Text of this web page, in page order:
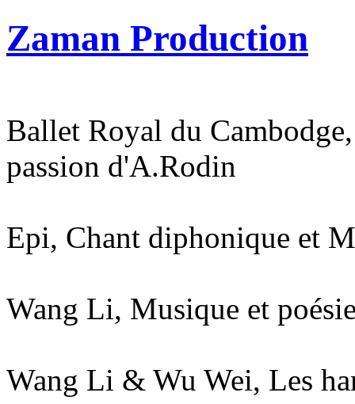
Zaman Production
Ballet Royal du
passion d'A.Rodin
Epi, Chant diphonique et
Wang Li, Musique et
Wang Li & Wu Wei, Les